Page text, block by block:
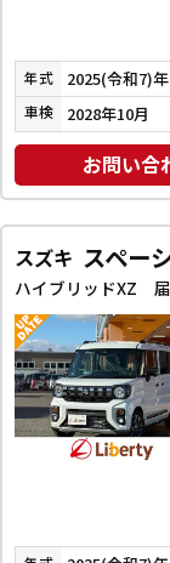
年式 2025(令和7)年
車検 2028年10月
お問い合
スズキ スペー